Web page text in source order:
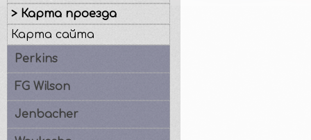
> Карта проезда
Карта сайта
Perkins
FG Wilson
Jenbacher